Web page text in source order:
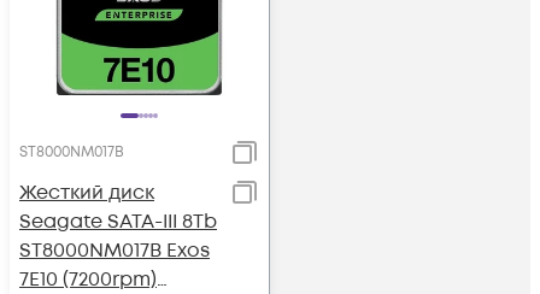
ST8000NM017B
Жесткий диск
Seagate SATA-III 8Tb
ST8000NM017B Exos
7E10 (7200rpm)